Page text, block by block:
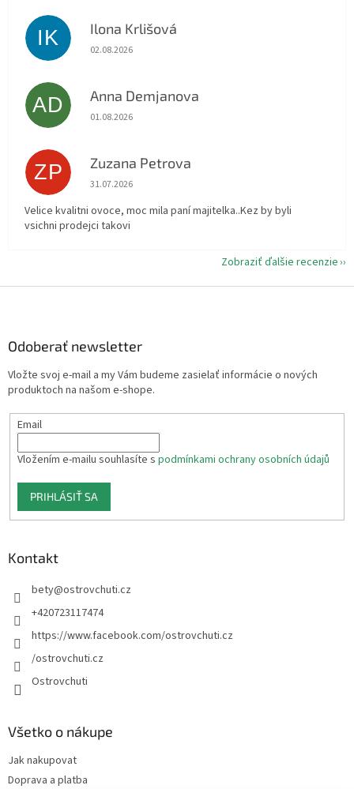
IK Ilona Krlišová
Hodnotenie obchodu je 5 z 5 hviezdičiek.
02.08.2026
AD Anna Demjanova
Hodnotenie obchodu je 5 z 5 hviezdičiek.
01.08.2026
ZP Zuzana Petrova
Hodnotenie obchodu je 5 z 5 hviezdičiek.
31.07.2026
Velice kvalitni ovoce, moc mila paní majitelka..Kez by byli
vsichni prodejci takovi
Zobraziť ďalšie recenzie
Odoberať newsletter
Vložte svoj e-mail a my Vám budeme zasielať informácie o nových
produktoch na našom e-shope.
Email
Vložením e-mailu souhlasíte s podmínkami ochrany osobních údajů
PRIHLÁSIŤ SA
Kontakt
bety@ostrovchuti.cz
+420723117474
https://www.facebook.com/ostrovchuti.cz
/ostrovchuti.cz
Ostrovchuti
Všetko o nákupe
Jak nakupovat
Doprava a platba